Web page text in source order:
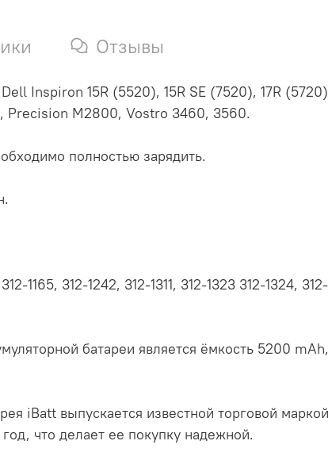
Отзывы
Inspiron 15R (5520), 15R SE (7520), 17R
Precision M2800, Vostro 3460, 3560.
полностью зарядить.
1165, 312-1242, 312-1311, 312-1323 312-1324,
батареи является ёмкость 5200
iBatt выпускается известной торговой
что делает ее покупку надежной.